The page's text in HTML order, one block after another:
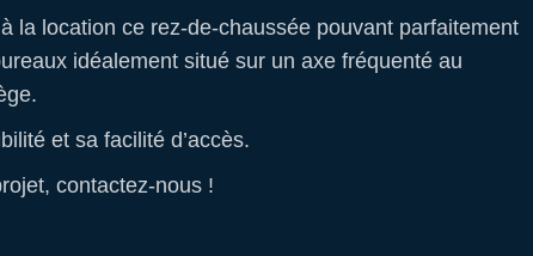
la location ce rez-de-chaussée pouvant parfaitement
idéalement situé sur un axe fréquenté au
et sa facilité d’accès.
contactez-nous !